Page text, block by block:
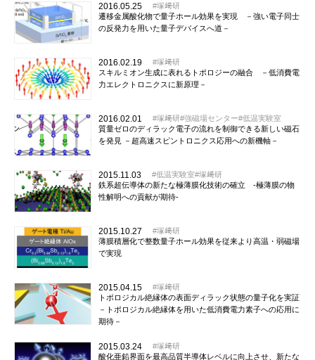
2016.05.25
塚﨑研
遷移金属酸化物で量子ホール効果を実現 －強い電子同士
の反発力を用いた量子デバイスへ道－
2016.02.19
塚﨑研
スキルミオン生成に表れるトポロジーの融合 －低消費電
力エレクトロニクスに新原理－
2016.02.01 塚﨑研 強磁場センター 低温実験室
質量ゼロのディラック電子の流れを制御できる新しい磁石
を発見 －超高速スピントロニクス応用への新機軸－
2015.11.03 低温実験室 塚﨑研
鉄系超伝導体の新たな極薄膜化技術の確立 -極薄膜の物
性解明への貢献が期待-
2015.10.27
塚﨑研
薄膜積層化で整数量子ホール効果を従来より高温・弱磁場
で実現
2015.04.15
塚﨑研
トポロジカル絶縁体の表面ディラック状態の量子化を実証
－トポロジカル絶縁体を用いた低消費電力素子への応用に
期待－
2015.03.24
塚﨑研
酸化亜鉛界面を最高品質半導体レベルに向上させ、新たな